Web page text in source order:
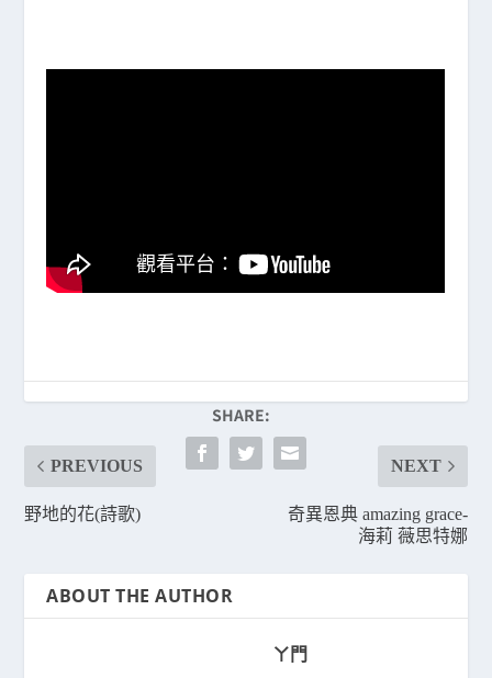
SHARE:
PREVIOUS
野地的花(詩歌)
NEXT
奇異恩典 amazing grace-
海莉 薇思特娜
ABOUT THE AUTHOR
ㄚ門